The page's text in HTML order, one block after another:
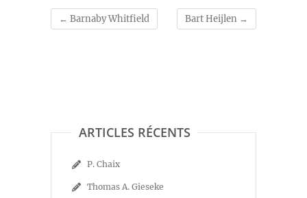
← Barnaby Whitfield Bart Heijlen →
ARTICLES RÉCENTS
P. Chaix
Thomas A. Gieseke